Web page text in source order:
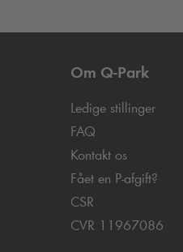
Om Q-Park
Ledige stillinger
FAQ
Kontakt os
Fået en P-afgift?
CSR
CVR 11967086